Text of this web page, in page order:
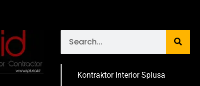
Kontraktor Interior Splusa